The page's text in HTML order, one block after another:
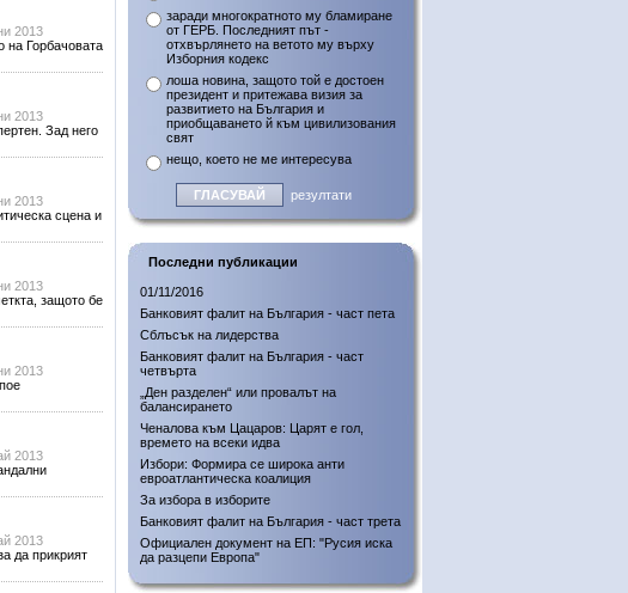
2013
на Горбачовата
2013
Зад него
2013
сцена и
2013
защото бе
2013
2013
2013
да прикрият
заради многократното му бламиране
от ГЕРБ. Последният път -
отхвърлянето на ветото му върху
Изборния кодекс
лоша новина, защото той е достоен
президент и притежава визия за
развитието на България и
приобщаването й към цивилизования
свят
нещо, което не ме интересува
резултати
Последни публикации
01/11/2016
Банковият фалит на България - част пета
Сблъсък на лидерства
Банковият фалит на България - част
четвърта
„Ден разделен“ или провалът на
балансирането
Ченалова към Цацаров: Царят е гол,
времето на всеки идва
Избори: Формира се широка анти
евроатлантическа коалиция
За избора в изборите
Банковият фалит на България - част трета
Официален документ на ЕП: "Русия иска
да разцепи Европа"